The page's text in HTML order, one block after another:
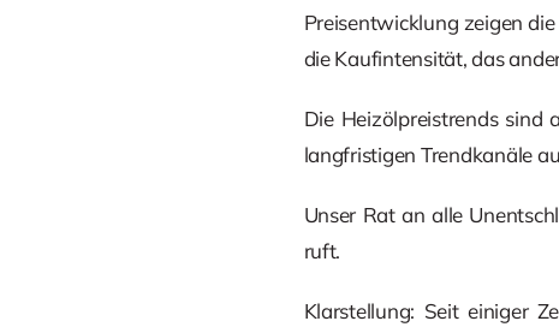
Preisentwicklung zeigen
die Kaufintensität, das
Die Heizölpreistrends sind
langfristigen Trendkanäle
Unser Rat an alle
ruft.
Klarstellung: Seit einiger